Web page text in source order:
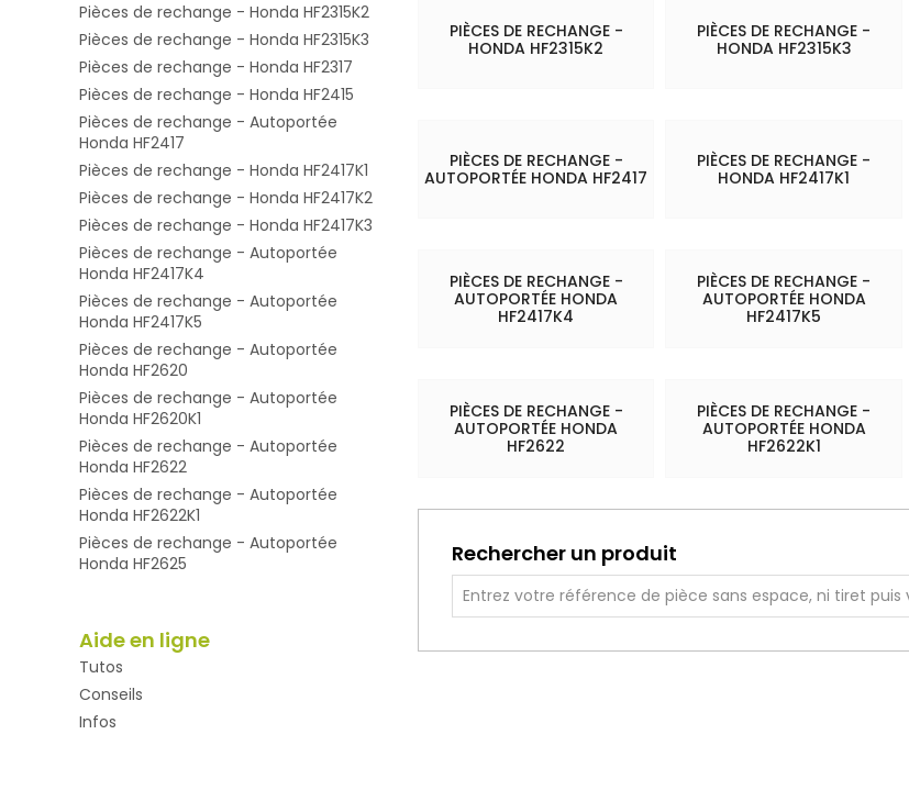
Pièces de rechange - Honda HF2315K2
Pièces de rechange - Honda HF2315K3
Pièces de rechange - Honda HF2317
Pièces de rechange - Honda HF2415
Pièces de rechange - Autoportée
Honda HF2417
Pièces de rechange - Honda HF2417K1
Pièces de rechange - Honda HF2417K2
Pièces de rechange - Honda HF2417K3
Pièces de rechange - Autoportée
Honda HF2417K4
Pièces de rechange - Autoportée
Honda HF2417K5
Pièces de rechange - Autoportée
Honda HF2620
Pièces de rechange - Autoportée
Honda HF2620K1
Pièces de rechange - Autoportée
Honda HF2622
Pièces de rechange - Autoportée
Honda HF2622K1
Pièces de rechange - Autoportée
Honda HF2625
Aide en ligne
Tutos
Conseils
Infos
PIÈCES DE RECHANGE -
HONDA HF2315K2
PIÈCES DE RECHANGE -
HONDA HF2315K3
PIÈCES DE RECHANGE -
AUTOPORTÉE HONDA HF2417
PIÈCES DE RECHANGE -
HONDA HF2417K1
PIÈCES DE RECHANGE -
AUTOPORTÉE HONDA
HF2417K4
PIÈCES DE RECHANGE -
AUTOPORTÉE HONDA
HF2417K5
PIÈCES DE RECHANGE -
AUTOPORTÉE HONDA
HF2622
PIÈCES DE RECHANGE -
AUTOPORTÉE HONDA
HF2622K1
Rechercher un produit